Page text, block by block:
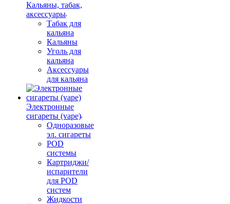
Кальяны, табак,
аксессуары
Табак для
кальяна
Кальяны
Уголь для
кальяна
Аксессуары
для кальяна
Электронные
сигареты (vape)
Одноразовые
эл. сигареты
POD
системы
Картриджи/
испарители
для POD
систем
Жидкости